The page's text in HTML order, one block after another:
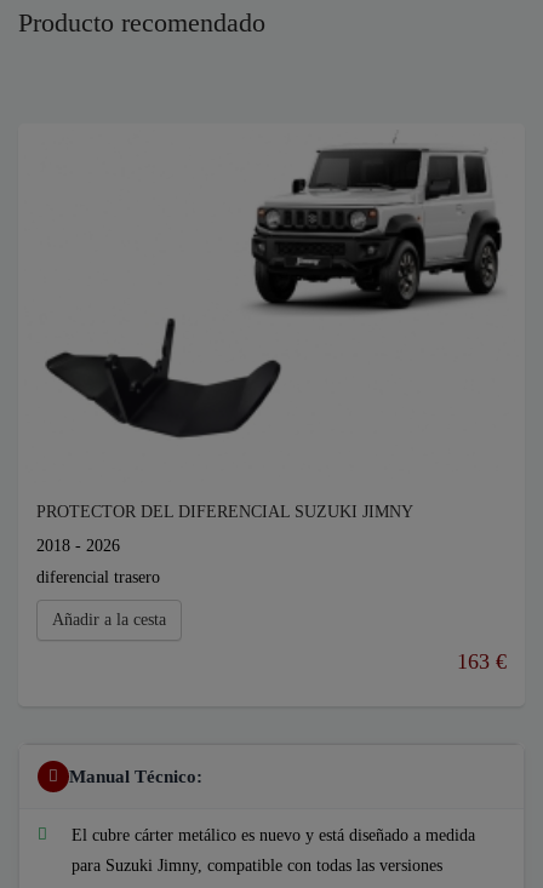
Producto recomendado
PROTECTOR DEL DIFERENCIAL SUZUKI JIMNY
2018 - 2026
diferencial trasero
Añadir a la cesta
163 €
Manual Técnico:
El cubre cárter metálico es nuevo y está diseñado a medida
para Suzuki Jimny, compatible con todas las versiones